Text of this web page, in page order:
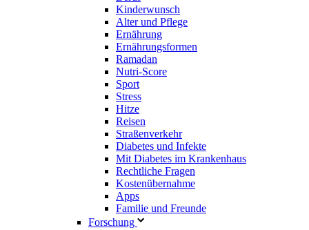
Kinderwunsch
Alter und Pflege
Ernährung
Ernährungsformen
Ramadan
Nutri-Score
Sport
Stress
Hitze
Reisen
Straßenverkehr
Diabetes und Infekte
Mit Diabetes im Krankenhaus
Rechtliche Fragen
Kostenübernahme
Apps
Familie und Freunde
Forschung